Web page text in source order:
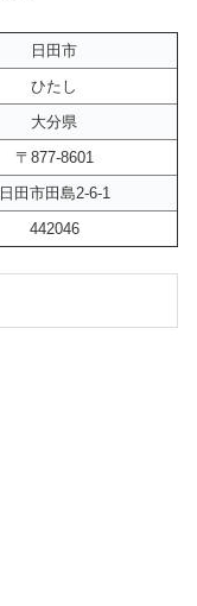
日田市
ひたし
大分県
〒877-8601
日田市田島2-6-1
442046